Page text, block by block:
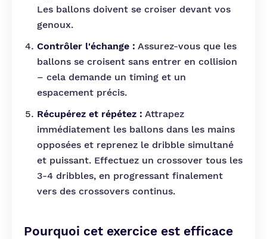
Les ballons doivent se croiser devant vos
genoux.
Contrôler l'échange : Assurez-vous que les
ballons se croisent sans entrer en collision
– cela demande un timing et un
espacement précis.
Récupérez et répétez : Attrapez
immédiatement les ballons dans les mains
opposées et reprenez le dribble simultané
et puissant. Effectuez un crossover tous les
3-4 dribbles, en progressant finalement
vers des crossovers continus.
Pourquoi cet exercice est efficace